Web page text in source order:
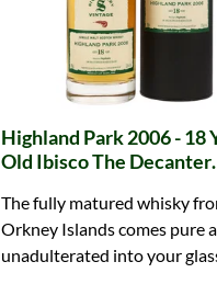
Highland Park 2006 - 18
Old Ibisco The Decanter
The fully matured whisky
Orkney Islands comes pure
unadulterated into your